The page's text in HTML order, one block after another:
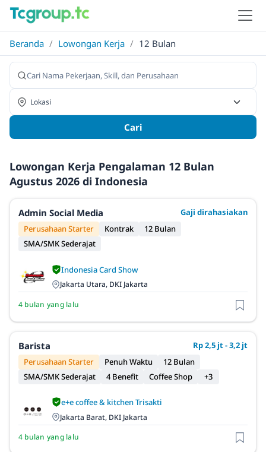
Beranda / Lowongan Kerja / 12 Bulan
Cari
Lowongan Kerja Pengalaman 12 Bulan
Agustus 2026 di Indonesia
Admin Social Media
Gaji dirahasiakan
Perusahaan Starter
Kontrak
12 Bulan
SMA/SMK Sederajat
Indonesia Card Show
Jakarta Utara, DKI Jakarta
4 bulan yang lalu
Barista
Rp 2,5 jt - 3,2 jt
Perusahaan Starter
Penuh Waktu
12 Bulan
SMA/SMK Sederajat
4 Benefit Coffee Shop +3
e+e coffee & kitchen Trisakti
Jakarta Barat, DKI Jakarta
4 bulan yang lalu